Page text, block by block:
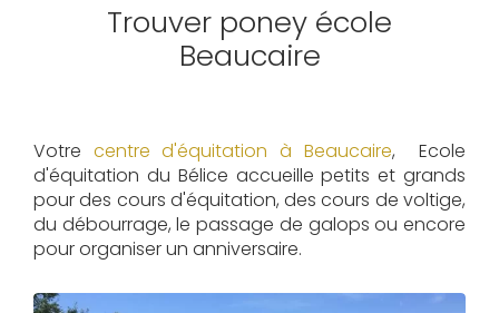
Trouver poney école
Beaucaire
Votre centre d'équitation à Beaucaire, Ecole
d'équitation du Bélice accueille petits et grands
pour des cours d'équitation, des cours de voltige,
du débourrage, le passage de galops ou encore
pour organiser un anniversaire.